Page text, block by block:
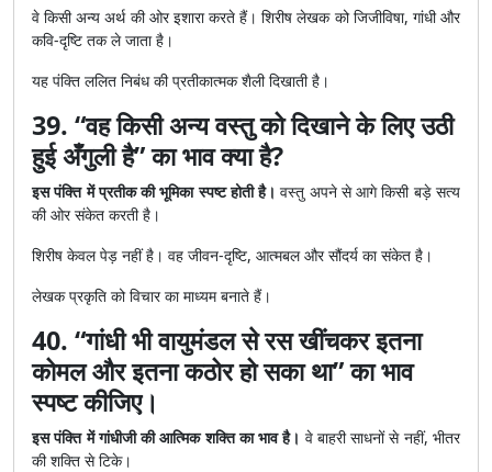
वे किसी अन्य अर्थ की ओर इशारा करते हैं। शिरीष लेखक को जिजीविषा, गांधी और
कवि-दृष्टि तक ले जाता है।
यह पंक्ति ललित निबंध की प्रतीकात्मक शैली दिखाती है।
39. “वह किसी अन्य वस्तु को दिखाने के लिए उठी
हुई अँगुली है” का भाव क्या है?
इस पंक्ति में प्रतीक की भूमिका स्पष्ट होती है। वस्तु अपने से आगे किसी बड़े सत्य
की ओर संकेत करती है।
शिरीष केवल पेड़ नहीं है। वह जीवन-दृष्टि, आत्मबल और सौंदर्य का संकेत है।
लेखक प्रकृति को विचार का माध्यम बनाते हैं।
40. “गांधी भी वायुमंडल से रस खींचकर इतना
कोमल और इतना कठोर हो सका था” का भाव
स्पष्ट कीजिए।
इस पंक्ति में गांधीजी की आत्मिक शक्ति का भाव है। वे बाहरी साधनों से नहीं, भीतर
की शक्ति से टिके।